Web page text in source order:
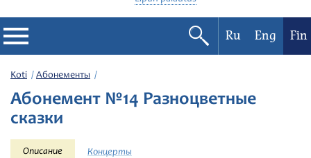
Filharmonia
Konserttikalenteri
Festivaalit
Ru Eng Fin
Koti Абонементы
Абонемент №14 Разноцветные
сказки
Описание Концерты